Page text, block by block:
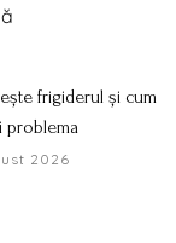
frigiderul și cum
problema
2026